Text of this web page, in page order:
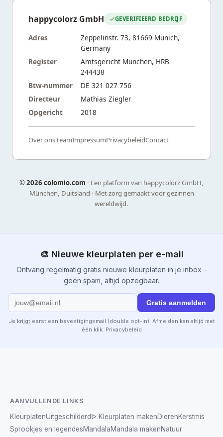
happycolorz GmbH GEVERIFIEERD BEDRIJF
Adres
Zeppelinstr. 73, 81669 Munich,
Germany
Register
Amtsgericht München, HRB
244438
Btw-nummer
DE 321 027 756
Directeur
Mathias Ziegler
Opgericht
2018
Over ons teamImpressumPrivacybeleidContact
©2026 colomio.com · Een platform van happycolorz GmbH,
München, Duitsland · Met zorg gemaakt voor gezinnen
wereldwijd.
🎨 Nieuwe kleurplaten per e-mail
Ontvang regelmatig gratis nieuwe kleurplaten in je inbox –
geen spam, altijd opzegbaar.
Gratis aanmelden
Je krijgt eerst een bevestigingsmail (double opt-in). Afmelden kan altijd met
één klik. Privacybeleid
AANVULLENDE LINKS
KleurplatenUitgeschilderdᐅ Kleurplaten makenDierenKerstmis
Sprookjes en legendesMandalaMandala makenNatuur